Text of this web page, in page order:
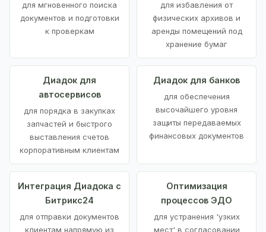
для мгновенного поиска
документов и подготовки
к проверкам
для избавления от
физических архивов и
аренды помещений под
хранение бумаг
Диадок для
автосервисов
для порядка в закупках
запчастей и быстрого
выставления счетов
корпоративным клиентам
Диадок для банков
для обеспечения
высочайшего уровня
защиты передаваемых
финансовых документов
Интеграция Диадока с
Битрикс24
для отправки документов
клиентам напрямую из
Оптимизация
процессов ЭДО
для устранения 'узких
мест' в согласовании